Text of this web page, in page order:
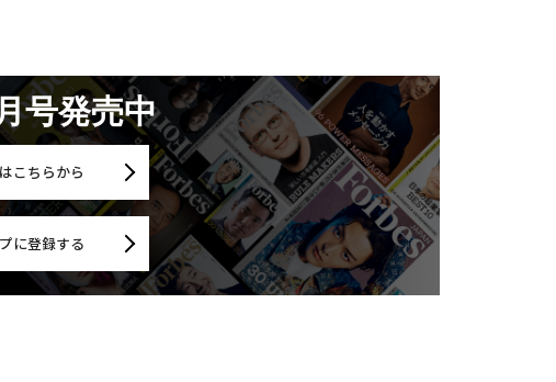
号発売中
こちらから
に登録する